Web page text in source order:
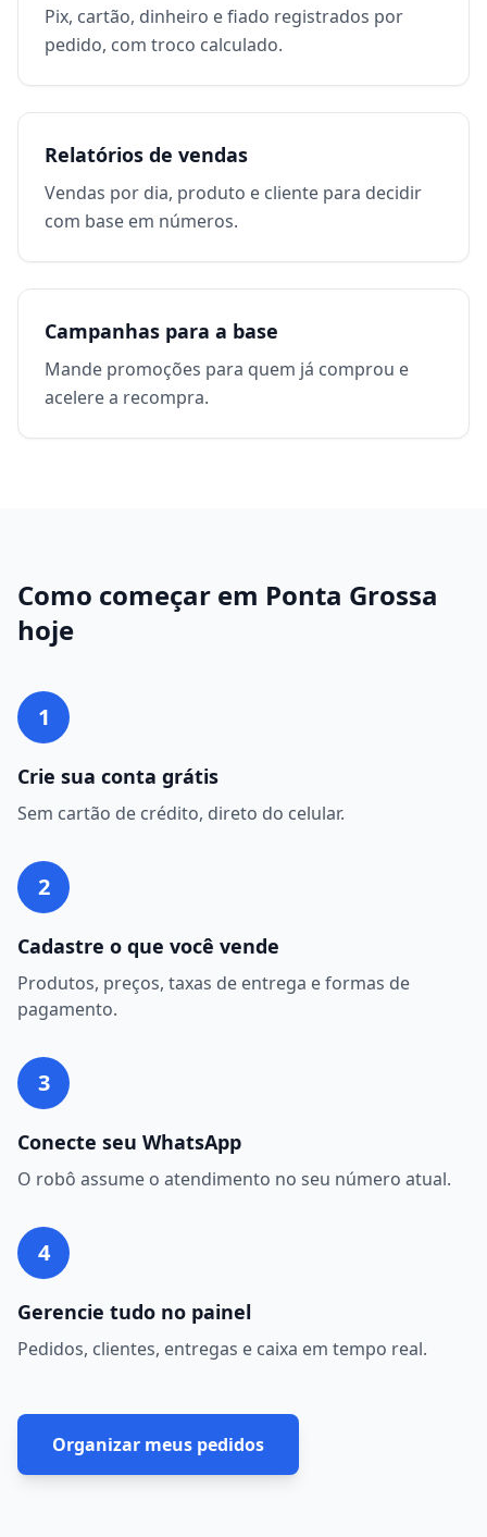
Pix, cartão, dinheiro e fiado registrados por
pedido, com troco calculado.
Relatórios de vendas
Vendas por dia, produto e cliente para decidir
com base em números.
Campanhas para a base
Mande promoções para quem já comprou e
acelere a recompra.
Como começar em Ponta Grossa
hoje
1
Crie sua conta grátis
Sem cartão de crédito, direto do celular.
2
Cadastre o que você vende
Produtos, preços, taxas de entrega e formas de
pagamento.
3
Conecte seu WhatsApp
O robô assume o atendimento no seu número atual.
4
Gerencie tudo no painel
Pedidos, clientes, entregas e caixa em tempo real.
Organizar meus pedidos